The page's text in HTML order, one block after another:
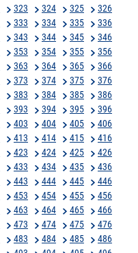
323 324 325
326
333 334 335
336
343 344 345
346
353 354 355
356
363 364 365
366
373 374 375
376
383 384 385
386
393 394 395
396
403 404 405
406
413 414 415
416
423 424 425
426
433 434 435
436
443 444 445
446
453 454 455
456
463 464 465
466
473 474 475
476
483 484 485
486